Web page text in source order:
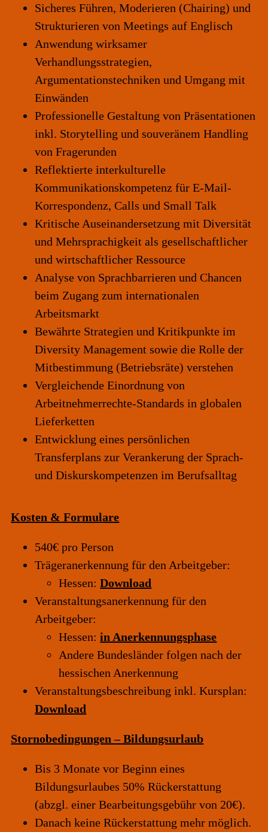
Sicheres Führen, Moderieren (Chairing) und
Strukturieren von Meetings auf Englisch
Anwendung wirksamer
Verhandlungsstrategien,
Argumentationstechniken und Umgang mit
Einwänden
Professionelle Gestaltung von Präsentationen
inkl. Storytelling und souveränem Handling
von Fragerunden
Reflektierte interkulturelle
Kommunikationskompetenz für E-Mail-
Korrespondenz, Calls und Small Talk
Kritische Auseinandersetzung mit Diversität
und Mehrsprachigkeit als gesellschaftlicher
und wirtschaftlicher Ressource
Analyse von Sprachbarrieren und Chancen
beim Zugang zum internationalen
Arbeitsmarkt
Bewährte Strategien und Kritikpunkte im
Diversity Management sowie die Rolle der
Mitbestimmung (Betriebsräte) verstehen
Vergleichende Einordnung von
Arbeitnehmerrechte-Standards in globalen
Lieferketten
Entwicklung eines persönlichen
Transferplans zur Verankerung der Sprach-
und Diskurskompetenzen im Berufsalltag
Kosten & Formulare
540€ pro Person
Trägeranerkennung für den Arbeitgeber:
Hessen:Download
Veranstaltungsanerkennung für den
Arbeitgeber:
Hessen: in Anerkennungsphase
Andere Bundesländer folgen nach der
hessischen Anerkennung
Veranstaltungsbeschreibung inkl. Kursplan:
Download
Stornobedingungen – Bildungsurlaub
Bis 3 Monate vor Beginn eines
Bildungsurlaubes 50% Rückerstattung
(abzgl. einer Bearbeitungsgebühr von 20€).
Danach keine Rückerstattung mehr möglich.